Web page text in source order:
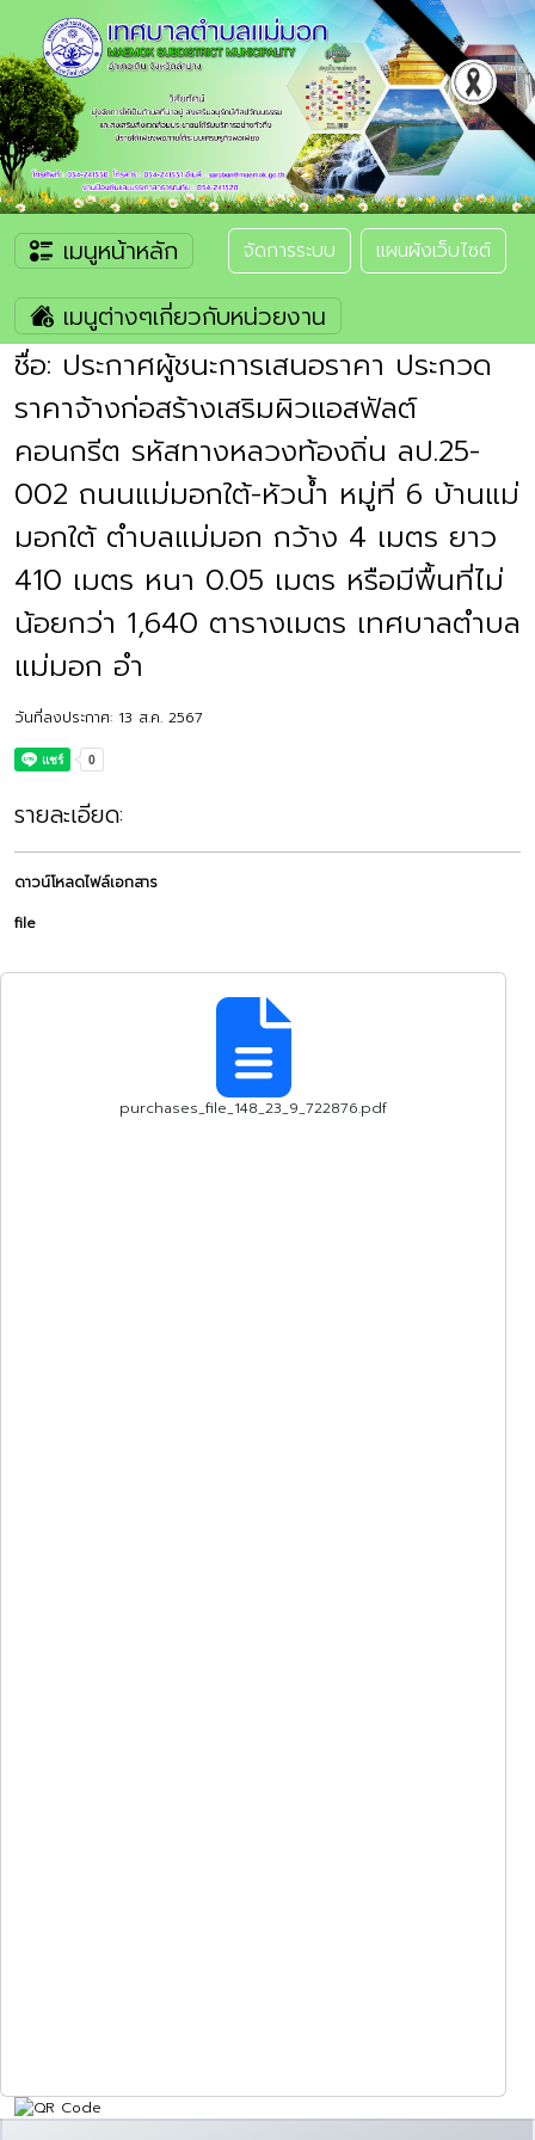
เมนูหน้าหลัก จัดการระบบ แผนผังเว็บไซต์
เมนูต่างๆเกี่ยวกับหน่วยงาน
ชื่อ: ประกาศผู้ชนะการเสนอราคา ประกวด
ราคาจ้างก่อสร้างเสริมผิวแอสฟัลต์
คอนกรีต รหัสทางหลวงท้องถิ่น ลป.25-
002 ถนนแม่มอกใต้-หัวน้ำ หมู่ที่ 6 บ้านแม่
มอกใต้ ตำบลแม่มอก กว้าง 4 เมตร ยาว
410 เมตร หนา 0.05 เมตร หรือมีพื้นที่ไม่
น้อยกว่า 1,640 ตารางเมตร เทศบาลตำบล
แม่มอก อำ
วันที่ลงประกาศ: 13 ส.ค. 2567
รายละเอียด:
ดาวน์โหลดไฟล์เอกสาร
file
purchases_file_148_23_9_722876.pdf